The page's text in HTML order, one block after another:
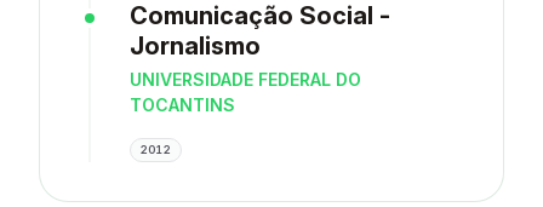
Comunicação Social -
Jornalismo
UNIVERSIDADE FEDERAL DO
TOCANTINS
2012